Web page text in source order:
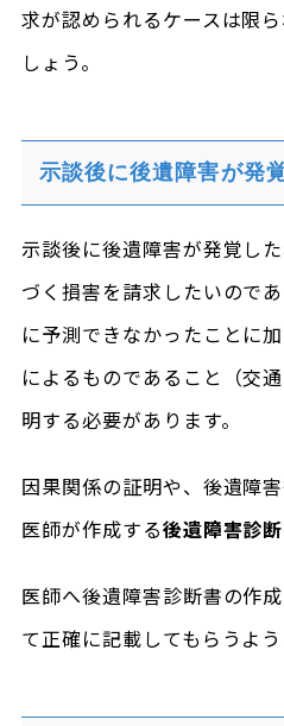
求が認められるケースは限
しょう。
示談後に後遺障害が発
示談後に後遺障害が発覚し
づく損害を請求したいので
に予測できなかったことに
によるものであること（交
明する必要があります。
因果関係の証明や、後遺障
医師が作成する後遺障害診
医師へ後遺障害診断書の作
て正確に記載してもらうよう